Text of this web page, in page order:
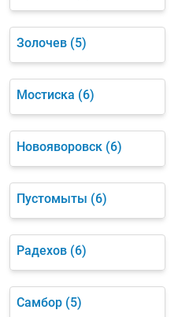
Золочев (5)
Мостиска (6)
Новояворовск (6)
Пустомыты (6)
Радехов (6)
Самбор (5)